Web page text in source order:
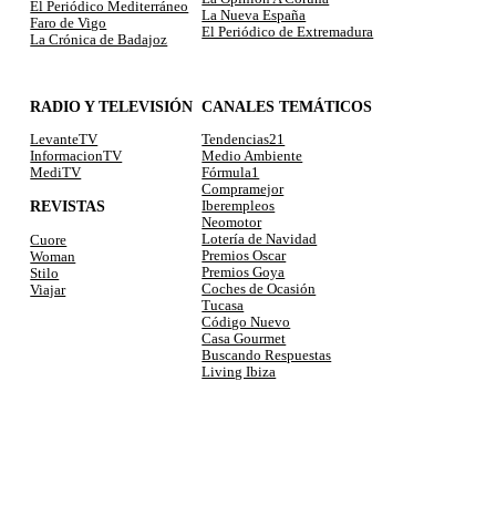
El Periódico Mediterráneo
Faro de Vigo
La Crónica de Badajoz
La Nueva España
El Periódico de Extremadura
RADIO Y TELEVISIÓN
LevanteTV
InformacionTV
MediTV
REVISTAS
Cuore
Woman
Stilo
Viajar
CANALES TEMÁTICOS
Tendencias21
Medio Ambiente
Fórmula1
Compramejor
Iberempleos
Neomotor
Lotería de Navidad
Premios Oscar
Premios Goya
Coches de Ocasión
Tucasa
Código Nuevo
Casa Gourmet
Buscando Respuestas
Living Ibiza